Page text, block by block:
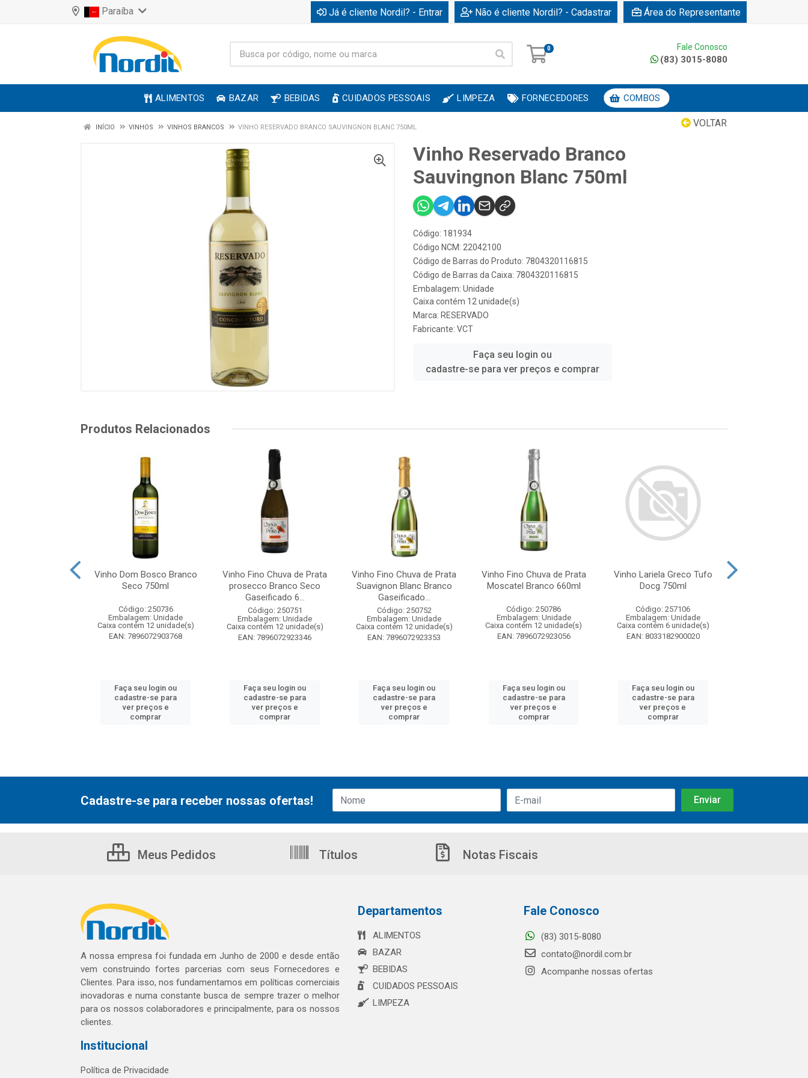
Paraíba Já é cliente Nordil? - Entrar Não é cliente Nordil? - Cadastrar Área do Representante
0 Fale Conosco
(83) 3015-8080
ALIMENTOS BAZAR BEBIDAS CUIDADOS PESSOAIS LIMPEZA FORNECEDORES COMBOS
VOLTAR
INÍCIO VINHOS VINHOS BRANCOS VINHO RESERVADO BRANCO SAUVINGNON BLANC 750ML
Vinho Reservado Branco
Sauvingnon Blanc 750ml
Código: 181934
Código NCM: 22042100
Código de Barras do Produto: 7804320116815
Código de Barras da Caixa: 7804320116815
Embalagem: Unidade
Caixa contém 12 unidade(s)
Marca: RESERVADO
Fabricante: VCT
Faça seu login ou
cadastre-se para ver preços e comprar
Produtos Relacionados
Vinho Dom Bosco Branco
Seco 750ml
Código: 250736
Embalagem: Unidade
Caixa contém 12 unidade(s)
EAN: 7896072903768
Faça seu login ou
cadastre-se para
ver preços e
comprar
Vinho Fino Chuva de Prata
prosecco Branco Seco
Gaseificado 6...
Código: 250751
Embalagem: Unidade
Caixa contém 12 unidade(s)
EAN: 7896072923346
Faça seu login ou
cadastre-se para
ver preços e
comprar
Vinho Fino Chuva de Prata
Suavignon Blanc Branco
Gaseificado...
Código: 250752
Embalagem: Unidade
Caixa contém 12 unidade(s)
EAN: 7896072923353
Faça seu login ou
cadastre-se para
ver preços e
comprar
Vinho Fino Chuva de Prata
Moscatel Branco 660ml
Código: 250786
Embalagem: Unidade
Caixa contém 12 unidade(s)
EAN: 7896072923056
Faça seu login ou
cadastre-se para
ver preços e
comprar
Vinho Lariela Greco Tufo
Docg 750ml
Código: 257106
Embalagem: Unidade
Caixa contém 6 unidade(s)
EAN: 8033182900020
Faça seu login ou
cadastre-se para
ver preços e
comprar
Cadastre-se para receber nossas ofertas!
Meus Pedidos Títulos Notas Fiscais
A nossa empresa foi fundada em Junho de 2000 e desde então
vem construindo fortes parcerias com seus Fornecedores e
Clientes. Para isso, nos fundamentamos em políticas comerciais
inovadoras e numa constante busca de sempre trazer o melhor
para os nossos colaboradores e principalmente, para os nossos
clientes.
Institucional
Política de Privacidade
Departamentos
ALIMENTOS
BAZAR
BEBIDAS
CUIDADOS PESSOAIS
LIMPEZA
Fale Conosco
(83) 3015-8080
contato@nordil.com.br
Acompanhe nossas ofertas